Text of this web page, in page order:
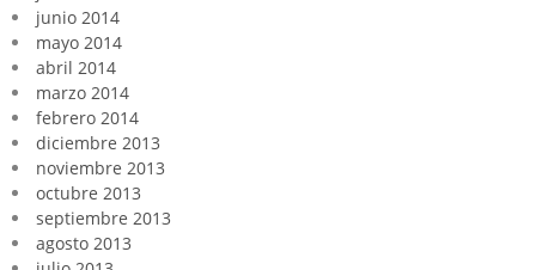
junio 2014
mayo 2014
abril 2014
marzo 2014
febrero 2014
diciembre 2013
noviembre 2013
octubre 2013
septiembre 2013
agosto 2013